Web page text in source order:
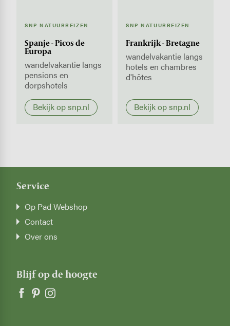
SNP NATUURREIZEN
Spanje - Picos de
Europa
wandelvakantie langs
pensions en
dorpshotels
Bekijk op snp.nl
SNP NATUURREIZEN
Frankrijk - Bretagne
wandelvakantie langs
hotels en chambres
d'hôtes
Bekijk op snp.nl
Service
Op Pad Webshop
Contact
Over ons
Blijf op de hoogte